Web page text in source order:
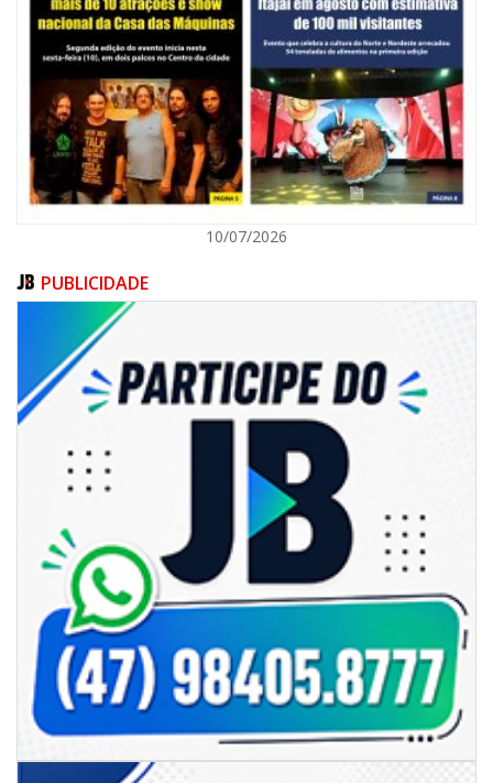
Defesa Civil de SC monitora formação de ciclone-bomba no Sul do Brasil;
entenda como o fenômeno se forma e quais os impactos no estado
ITAJAÍ
06/08/2026 | 18:18
Programa de IST/Aids e Hepatites Virais faz testagem rápida em frente
ao CIS
GERAL
10/07/2026
PUBLICIDADE